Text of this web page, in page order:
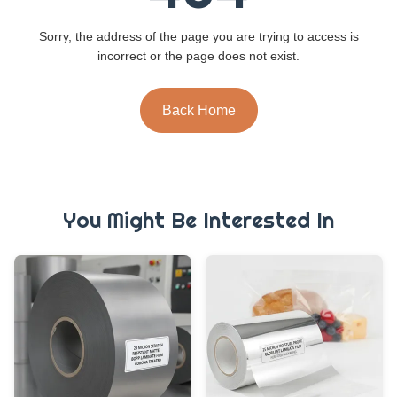
Sorry, the address of the page you are trying to access is
incorrect or the page does not exist.
Back Home
You Might Be Interested In